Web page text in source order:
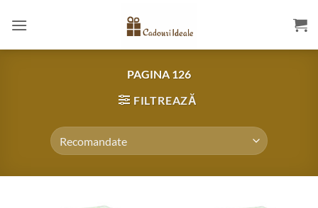
PAGINA 126
FILTREAZĂ